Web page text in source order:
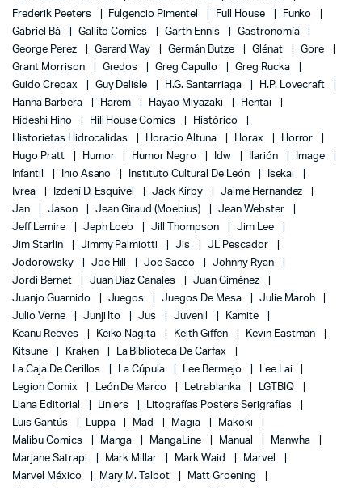
Frederik Peeters
Fulgencio Pimentel Full House
Funko
Gabriel Bá
Gallito Comics Garth Ennis
Gastronomía
George Perez
Gerard Way Germán Butze Glénat
Gore
Grant Morrison
Gredos Greg Capullo
Greg Rucka
Guido Crepax
Guy Delisle H.G. Santarriaga
H.P. Lovecraft
Hanna Barbera
Harem Hayao Miyazaki
Hentai
Hideshi Hino
Hill House Comics
Histórico
Historietas Hidrocalidas
Horacio Altuna Horax
Horror
Hugo Pratt
Humor Humor Negro Idw Ilarión
Image
Infantil
Inio Asano Instituto Cultural De León
Isekai
Ivrea
Izdení D. Esquivel Jack Kirby
Jaime Hernandez
Jan
Jason Jean Giraud (Moebius)
Jean Webster
Jeff Lemire
Jeph Loeb Jill Thompson
Jim Lee
Jim Starlin
Jimmy Palmiotti Jis
JL Pescador
Jodorowsky
Joe Hill Joe Sacco
Johnny Ryan
Jordi Bernet
Juan Díaz Canales
Juan Giménez
Juanjo Guarnido
Juegos Juegos De Mesa
Julie Maroh
Julio Verne
Junji Ito Jus Juvenil
Kamite
Keanu Reeves
Keiko Nagita Keith Giffen
Kevin Eastman
Kitsune
Kraken
La Biblioteca De Carfax
La Caja De Cerillos
La Cúpula Lee Bermejo
Lee Lai
Legion Comix
León De Marco Letrablanka
LGTBIQ
Liana Editorial
Liniers
Litografías Posters Serigrafías
Luis Gantús
Luppa Mad Magia
Makoki
Malibu Comics
Manga MangaLine Manual
Manwha
Marjane Satrapi
Mark Millar Mark Waid
Marvel
Marvel México
Mary M. Talbot
Matt Groening